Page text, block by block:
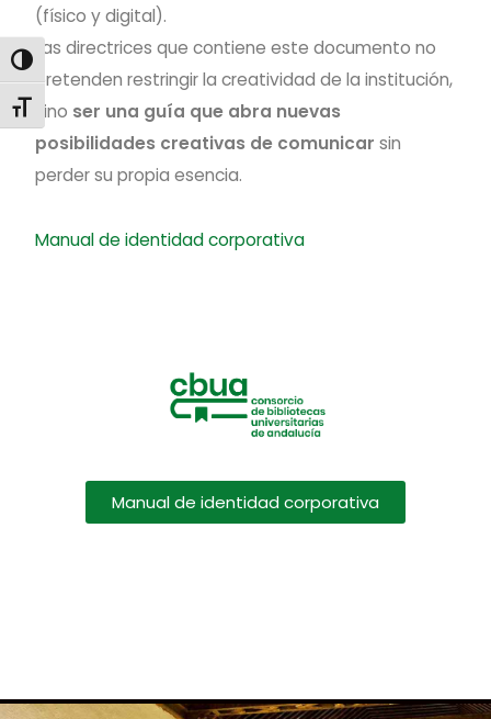
ALTERNAR ALTO CONTRASTE
ALTERNAR TAMAÑO DE LETRA
(físico y digital).
Las directrices que contiene este documento no
pretenden restringir la creatividad de la institución,
sino ser una guía que abra nuevas
posibilidades creativas de comunicar sin
perder su propia esencia.
Manual de identidad corporativa
Manual de identidad corporativa